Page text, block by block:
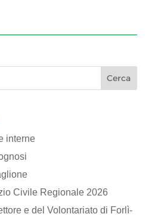
interne
Civile Regionale 2026
e del Volontariato di Forlì-